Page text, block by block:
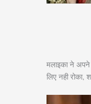
मलाइका ने अपने
लिए नही रोका,